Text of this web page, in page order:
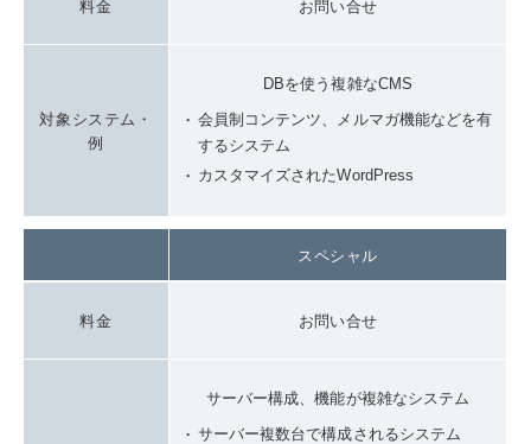
料金 お問い合せ
対象システム・
例
DBを使う複雑なCMS
会員制コンテンツ、メルマガ機能などを有
するシステム
カスタマイズされたWordPress
スペシャル
料金 お問い合せ
サーバー構成、機能が複雑なシステム
サーバー複数台で構成されるシステム